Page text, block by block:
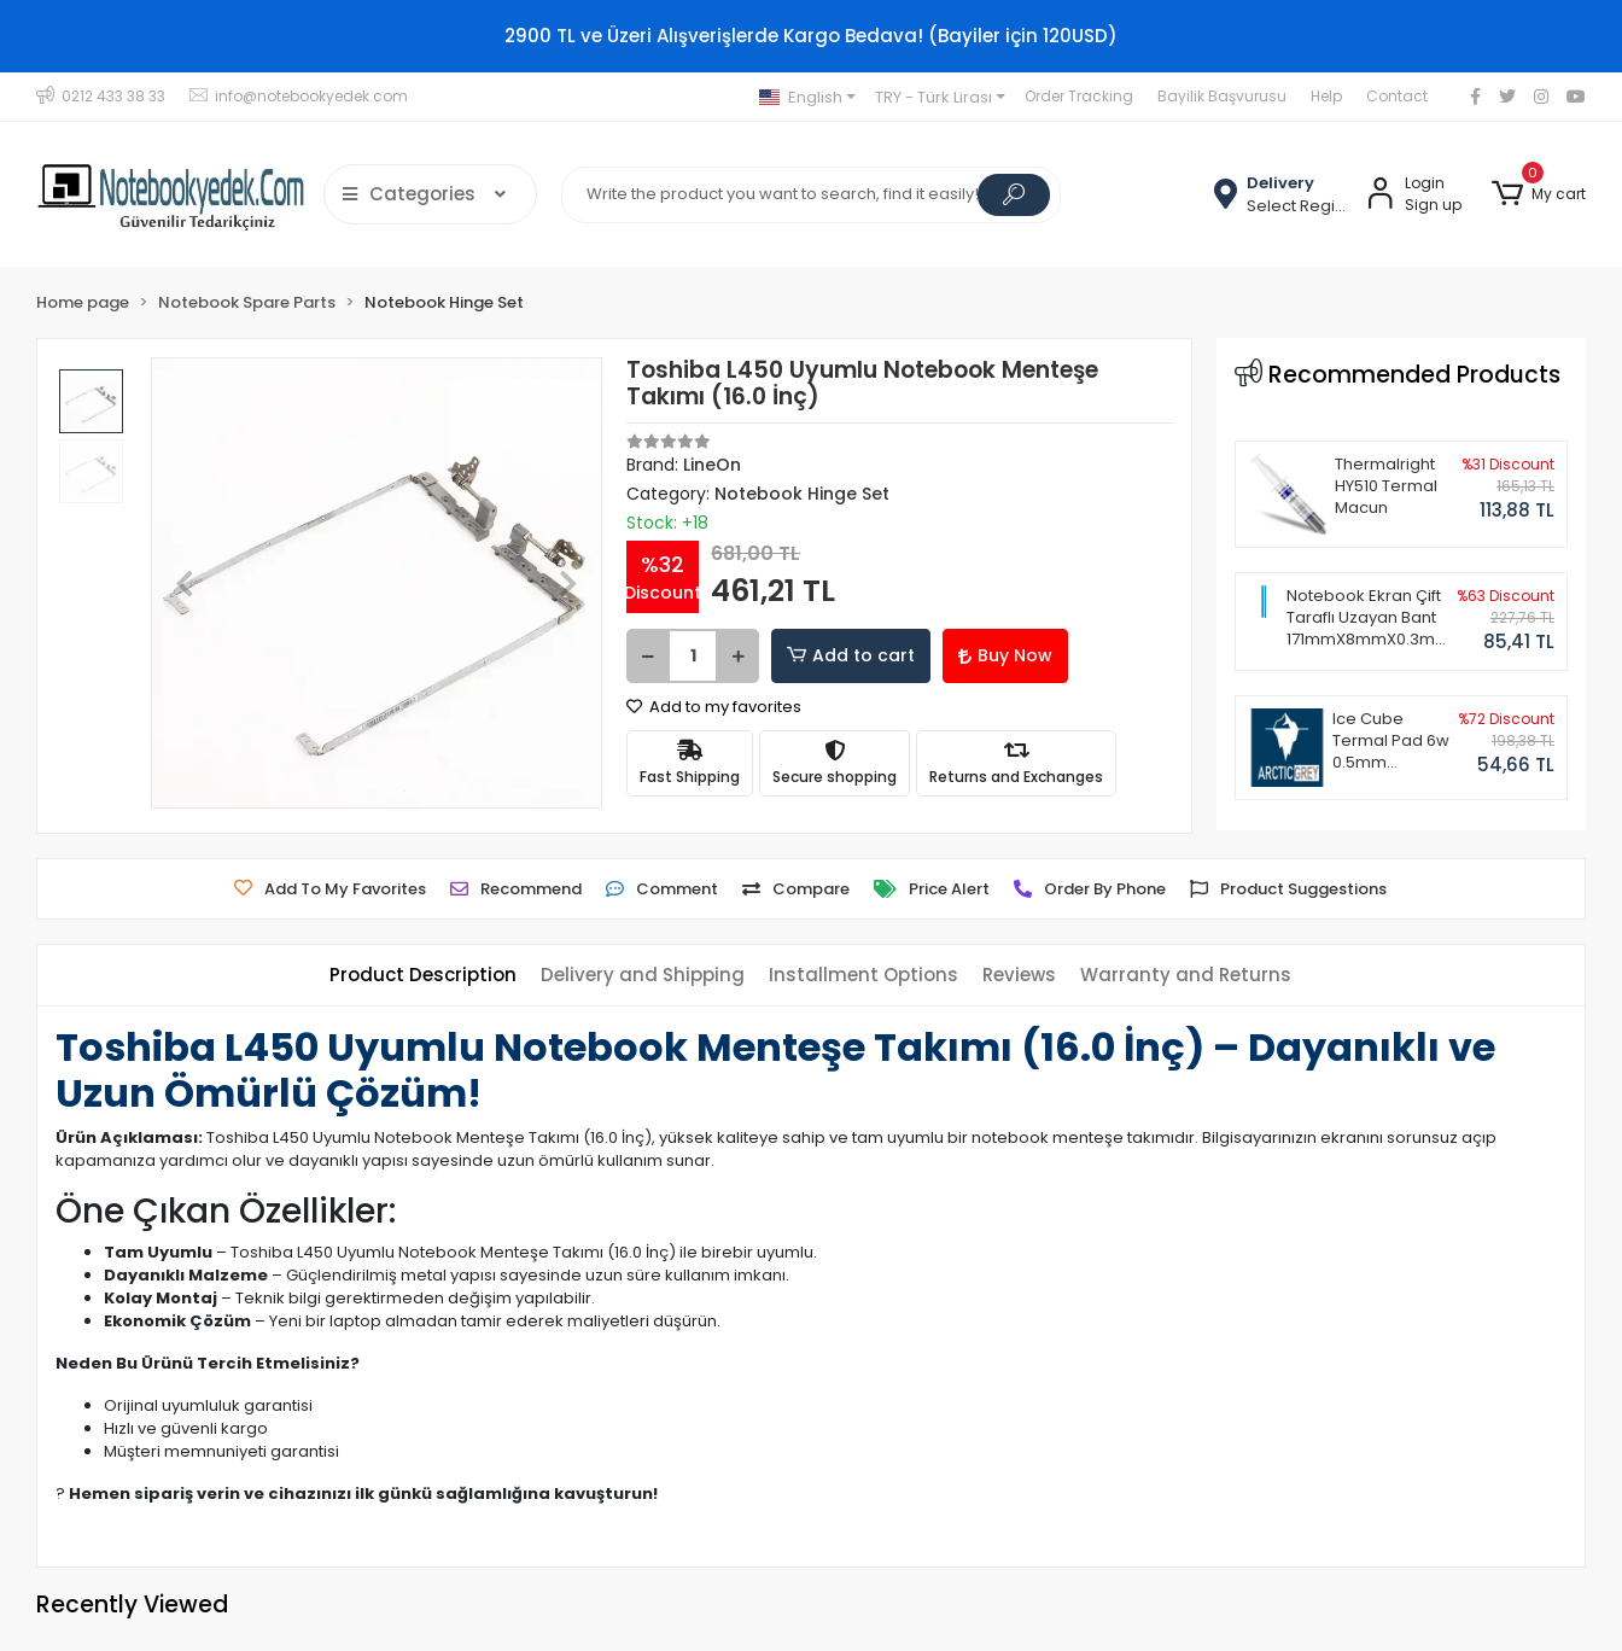
2900 TL ve Üzeri Alışverişlerde Kargo Bedava! (Bayiler için 120USD)
0212 433 38 33 info@notebookyedek.com English TRY - Türk Lirası Order Tracking Bayilik Başvurusu Help Contact
Categories
Delivery
Select Region
Login
Sign up
0
My cart
Home page Notebook Spare Parts Notebook Hinge Set
Toshiba L450 Uyumlu Notebook Menteşe
Takımı (16.0 İnç)
Brand: LineOn
Category: Notebook Hinge Set
Stock: +18
%32
Discount
681,00 TL
461,21 TL
Add to cart Buy Now
Add to my favorites
Fast Shipping Secure shopping Returns and Exchanges
Recommended Products
Thermalright
HY510 Termal
Macun
%31 Discount
165,13 TL
113,88 TL
Notebook Ekran Çift
Taraflı Uzayan Bant
171mmX8mmX0.3mm
%63 Discount
227,76 TL
85,41 TL
Ice Cube
Termal Pad 6w
0.5mm
%72 Discount
198,38 TL
54,66 TL
Add To My Favorites Recommend Comment Compare Price Alert Order By Phone Product Suggestions
Product Description Delivery and Shipping Installment Options Reviews Warranty and Returns
Toshiba L450 Uyumlu Notebook Menteşe Takımı (16.0 İnç) – Dayanıklı ve
Uzun Ömürlü Çözüm!
Ürün Açıklaması:Toshiba L450 Uyumlu Notebook Menteşe Takımı (16.0 İnç), yüksek kaliteye sahip ve tam uyumlu bir notebook menteşe takımıdır. Bilgisayarınızın ekranını sorunsuz açıp
kapamanıza yardımcı olur ve dayanıklı yapısı sayesinde uzun ömürlü kullanım sunar.
Öne Çıkan Özellikler:
Tam Uyumlu – Toshiba L450 Uyumlu Notebook Menteşe Takımı (16.0 İnç) ile birebir uyumlu.
Dayanıklı Malzeme – Güçlendirilmiş metal yapısı sayesinde uzun süre kullanım imkanı.
Kolay Montaj – Teknik bilgi gerektirmeden değişim yapılabilir.
Ekonomik Çözüm – Yeni bir laptop almadan tamir ederek maliyetleri düşürün.
Neden Bu Ürünü Tercih Etmelisiniz?
Orijinal uyumluluk garantisi
Hızlı ve güvenli kargo
Müşteri memnuniyeti garantisi
? Hemen sipariş verin ve cihazınızı ilk günkü sağlamlığına kavuşturun!
Recently Viewed